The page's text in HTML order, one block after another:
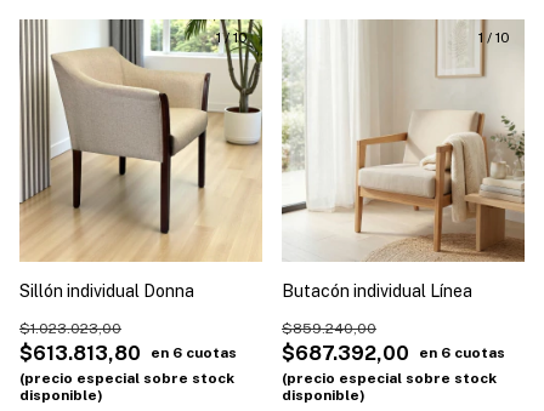
1/10
Sillón individual Donna
$613.813,80
$1.023.023,00
1 / 10
Butacón individual Línea
$687.392,00
$859.240,00